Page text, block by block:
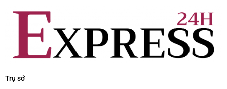
Trụ sở